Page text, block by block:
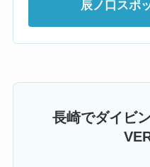
辰ノ口スポ
長崎でダイビ